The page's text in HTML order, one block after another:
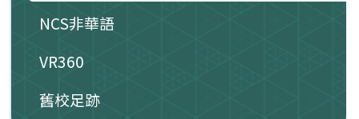
NCS非華語
VR360
舊校足跡